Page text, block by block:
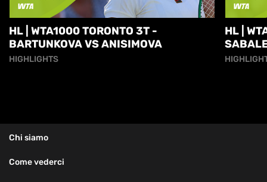
HL | WTA1000 TORONTO 3T -
BARTUNKOVA VS ANISIMOVA
HIGHLIGHTS
HL |
Chi siamo
Come vederci